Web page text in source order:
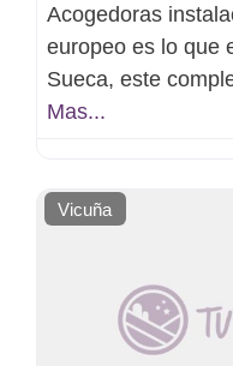
Acogedoras
europeo es lo que
Sueca, este
Mas...
Vicuña